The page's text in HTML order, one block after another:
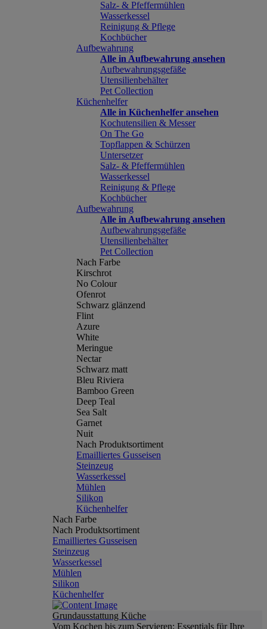
Salz- & Pfeffermühlen
Wasserkessel
Reinigung & Pflege
Kochbücher
Aufbewahrung
Alle in Aufbewahrung ansehen
Aufbewahrungsgefäße
Utensilienbehälter
Pet Collection
Küchenhelfer
Alle in Küchenhelfer ansehen
Kochutensilien & Messer
On The Go
Topflappen & Schürzen
Untersetzer
Salz- & Pfeffermühlen
Wasserkessel
Reinigung & Pflege
Kochbücher
Aufbewahrung
Alle in Aufbewahrung ansehen
Aufbewahrungsgefäße
Utensilienbehälter
Pet Collection
Nach Farbe
Kirschrot
No Colour
Ofenrot
Schwarz glänzend
Flint
Azure
White
Meringue
Nectar
Schwarz matt
Bleu Riviera
Bamboo Green
Deep Teal
Sea Salt
Garnet
Nuit
Nach Produktsortiment
Emailliertes Gusseisen
Steinzeug
Wasserkessel
Mühlen
Silikon
Küchenhelfer
Nach Farbe
Nach Produktsortiment
Emailliertes Gusseisen
Steinzeug
Wasserkessel
Mühlen
Silikon
Küchenhelfer
Grundausstattung Küche
Vom Kochen bis zum Servieren: Essentials für Ihre